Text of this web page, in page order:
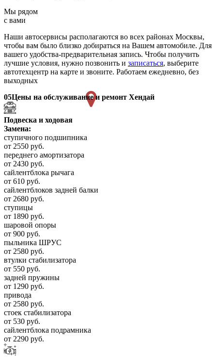
Мы рядом
с вами
Наши автосервисы располагаются во всех районах Москвы,
чтобы вам было близко добираться на Вашем автомобиле. Для
вашего удобства-предварительная запись. Чтобы получить
лучшие условия, нужно позвонить и записаться, выберите
автотехцентр на карте и звоните. Работаем ежедневно, без
выходных
05Цены на обслуживание и ремонт Хендай
Подвеска и ходовая
Замена:
ступичного подшипника
от 2550 руб.
переднего амортизатора
от 2430 руб.
сайлентблока рычага
от 610 руб.
сайлентблоков задней балки
от 2680 руб.
ступицы
от 1890 руб.
шаровой опоры
от 900 руб.
пыльника ШРУС
от 2580 руб.
втулки стабилизатора
от 550 руб.
задней пружины
от 1290 руб.
привода
от 2580 руб.
стоек стабилизатора
от 530 руб.
сайлентблока подрамника
от 2290 руб.